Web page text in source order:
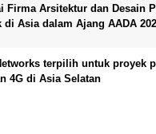
Firma Arsitektur dan Desain
di Asia dalam Ajang AADA
terpilih untuk proyek
4G di Asia Selatan